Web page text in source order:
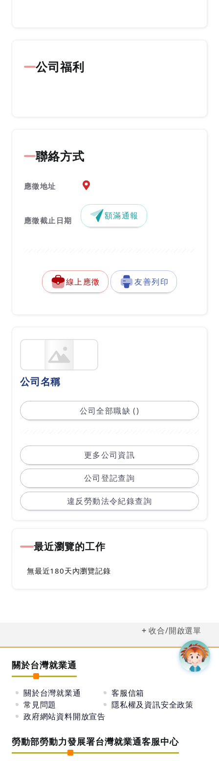
公司福利
聯絡方式
應徵地址 應徵地址地圖『另開新視窗』
應徵截止日期 額滿通報
線上應徵 友善列印
公司名稱
公司全部職缺 ()
更多公司資訊
公司登記查詢
違反勞動法令紀錄查詢
最近瀏覽的工作
無最近180天內瀏覽記錄
收合/開啟選單
關於台灣就業通
關於台灣就業通
客服信箱
常見問題
隱私權及資訊安全政策
政府網站資料開放宣告
勞動部勞動力發展署台灣就業通客服中心